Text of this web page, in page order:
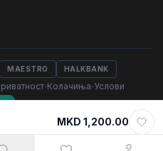
MKD 1,200.00
MAESTRO HALKBANK
·Колачиња·Услови